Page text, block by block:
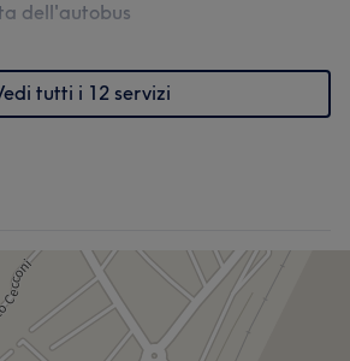
dell'autobus
tutti i 12 servizi